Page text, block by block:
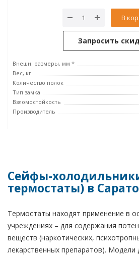
В
Запросить
Внешн. размеры, мм *
Вес, кг
Количество полок
Тип замка
Взломостойкость
Производитель
Сейфы-
термостаты) в
Термостаты находят применение в
учреждениях – для содержания
веществ (наркотических,
лекарственных препаратов).